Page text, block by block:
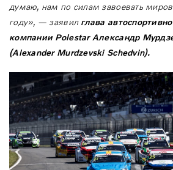
думаю, нам по силам завоевать
году», — заявил глава
компании PolestarАлександр
(Alexander Murdzevski Schedvin).